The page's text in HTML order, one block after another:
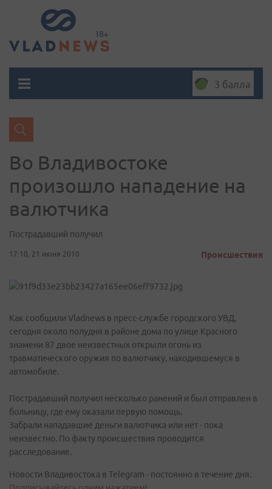
3 балла
Во Владивостоке
произошло нападение на
валютчика
Пострадавший получил
17:10, 21 июня 2010 Происшествия
Как сообщили Vladnews в пресс-службе городского УВД,
сегодня около полудня в районе дома по улице Красного
знамени 87 двое неизвестных открыли огонь из
травматического оружия по валютчику, находившемуся в
автомобиле.
Пострадавший получил несколько ранений и был отправлен в
больницу, где ему оказали первую помощь.
Забрали нападавшие деньги валютчика или нет - пока
неизвестно. По факту происшествия проводится
расследование.
Новости Владивостока в Telegram - постоянно в течение дня.